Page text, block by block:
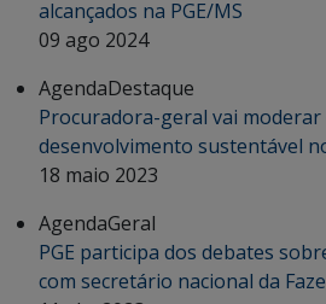
alcançados na PGE/MS
09 ago 2024
AgendaDestaque
Procuradora-geral vai
desenvolvimento sustentável
18 maio 2023
AgendaGeral
PGE participa dos debates
com secretário nacional da